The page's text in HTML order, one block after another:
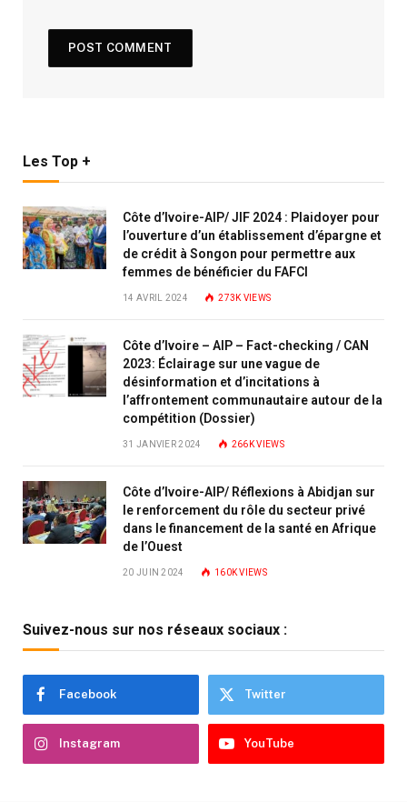
Les Top +
Côte d’Ivoire-AIP/ JIF 2024 : Plaidoyer pour
l’ouverture d’un établissement d’épargne et
de crédit à Songon pour permettre aux
femmes de bénéficier du FAFCI
14 AVRIL 2024 273K VIEWS
Côte d’Ivoire – AIP – Fact-checking / CAN
2023: Éclairage sur une vague de
désinformation et d’incitations à
l’affrontement communautaire autour de la
compétition (Dossier)
31 JANVIER 2024 266KVIEWS
Côte d’Ivoire-AIP/ Réflexions à Abidjan sur
le renforcement du rôle du secteur privé
dans le financement de la santé en Afrique
de l’Ouest
20 JUIN 2024 160KVIEWS
Suivez-nous sur nos réseaux sociaux :
Facebook Twitter
Instagram YouTube